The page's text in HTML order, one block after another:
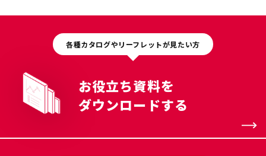
各種カタログやリーフレットが見たい方
お役立ち資料を
ダウンロードする